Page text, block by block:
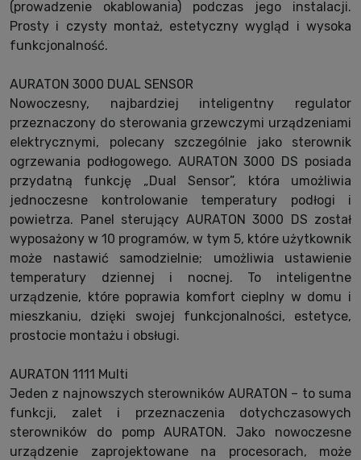
(prowadzenie okablowania) podczas jego instalacji.
Prosty i czysty montaż, estetyczny wygląd i wysoka
funkcjonalność.
AURATON 3000 DUAL SENSOR
Nowoczesny, najbardziej inteligentny regulator
przeznaczony do sterowania grzewczymi urządzeniami
elektrycznymi, polecany szczególnie jako sterownik
ogrzewania podłogowego. AURATON 3000 DS posiada
przydatną funkcję „Dual Sensor”, która umożliwia
jednoczesne kontrolowanie temperatury podłogi i
powietrza. Panel sterujący AURATON 3000 DS został
wyposażony w 10 programów, w tym 5, które użytkownik
może nastawić samodzielnie; umożliwia ustawienie
temperatury dziennej i nocnej. To inteligentne
urządzenie, które poprawia komfort cieplny w domu i
mieszkaniu, dzięki swojej funkcjonalności, estetyce,
prostocie montażu i obsługi.
AURATON 1111 Multi
Jeden z najnowszych sterowników AURATON – to suma
funkcji, zalet i przeznaczenia dotychczasowych
sterowników do pomp AURATON. Jako nowoczesne
urządzenie zaprojektowane na procesorach, może